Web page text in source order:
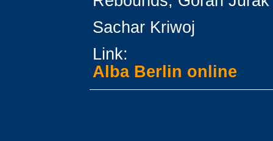
Sachar Kriwoj
Link:
Alba Berlin online